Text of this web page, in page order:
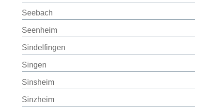
Seebach
Seenheim
Sindelfingen
Singen
Sinsheim
Sinzheim